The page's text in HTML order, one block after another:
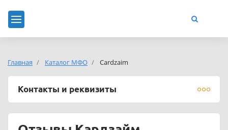
Главная Каталог МФО Сardzaim
Контакты и реквизиты